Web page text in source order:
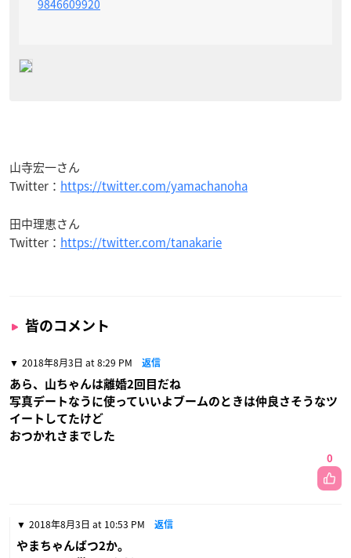
9846609920
山寺宏一さん
Twitter： https://twitter.com/yamachanoha
田中理恵さん
Twitter： https://twitter.com/tanakarie
皆のコメント
2018年8月3日 at 8:29 PM 返信
あら、山ちゃんは離婚2回目だね
写真デートなうに使っていいよブームのときは仲良さそうなツ
イートしてたけど
おつかれさまでした
0
2018年8月3日 at 10:53 PM 返信
やまちゃんばつ2か。